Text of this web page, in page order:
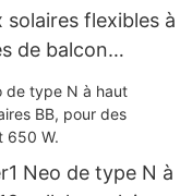
flexibles à
de balcon
Neo de type N à